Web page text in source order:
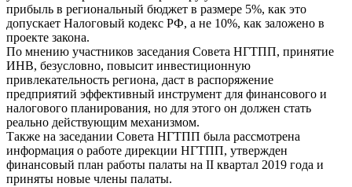
прибыль в региональный бюджет в размере 5%, как это
допускает Налоговый кодекс РФ, а не 10%, как заложено в
проекте закона.
По мнению участников заседания Совета НГТПП, принятие
ИНВ, безусловно, повысит инвестиционную
привлекательность региона, даст в распоряжение
предприятий эффективный инструмент для финансового и
налогового планирования, но для этого он должен стать
реально действующим механизмом.
Также на заседании Совета НГТПП была рассмотрена
информация о работе дирекции НГТПП, утвержден
финансовый план работы палаты на II квартал 2019 года и
приняты новые члены палаты.